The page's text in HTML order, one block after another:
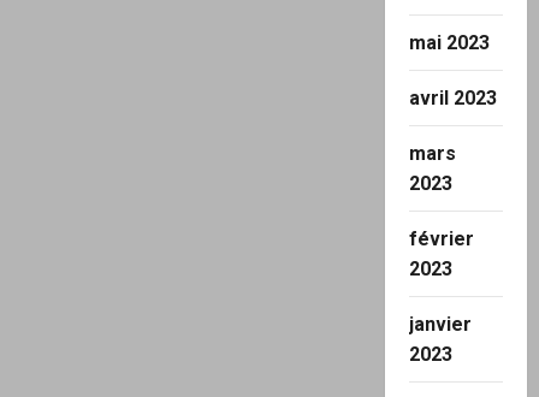
mai 2023
avril 2023
mars
2023
février
2023
janvier
2023